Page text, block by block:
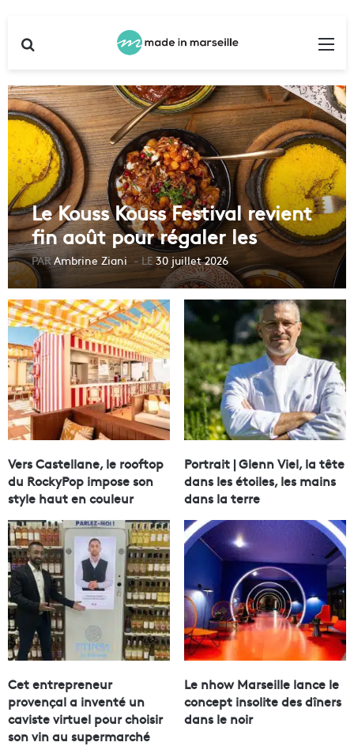
Le Kouss Kouss Festival revient
fin août pour régaler les
Marseillais
Ambrine Ziani 30 juillet 2026
Vers Castellane, le rooftop
du RockyPop impose son
style haut en couleur
Portrait | Glenn Viel, la tête
dans les étoiles, les mains
dans la terre
Cet entrepreneur
provençal a inventé un
caviste virtuel pour choisir
son vin au supermarché
Le nhow Marseille lance le
concept insolite des dîners
dans le noir